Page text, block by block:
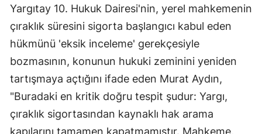
Yargıtay 10. Hukuk Dairesi'nin, yerel mahkemenin
çıraklık süresini sigorta başlangıcı kabul eden
hükmünü 'eksik inceleme' gerekçesiyle
bozmasının, konunun hukuki zeminini yeniden
tartışmaya açtığını ifade eden Murat Aydın,
"Buradaki en kritik doğru tespit şudur: Yargı,
çıraklık sigortasından kaynaklı hak arama